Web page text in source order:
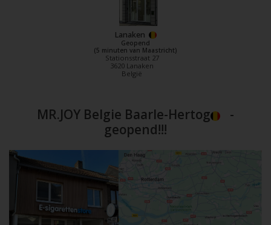
Lanaken
Geopend
(5 minuten van Maastricht)
Stationsstraat 27
3620 Lanaken
België
MR.JOY Belgie Baarle-Hertog
-
geopend!!!